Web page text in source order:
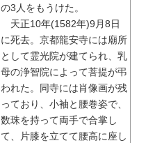
の3人をもうけた。
天正10年(1582年)9月8日
に死去。京都龍安寺には廟所
として霊光院が建てられ、乳
母の浄智院によって菩提が弔
われた。同寺には肖像画が残
っており、小袖と腰巻姿で、
数珠を持って両手で合掌し
て、片膝を立てて腰高に座し